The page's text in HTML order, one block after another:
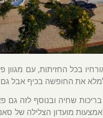
שדואג לבדר את אורחיו בכל
למלא את החופשה בכיף אבל
בריכות שחיה ובנוסף לזה
מועדון הצלילה של